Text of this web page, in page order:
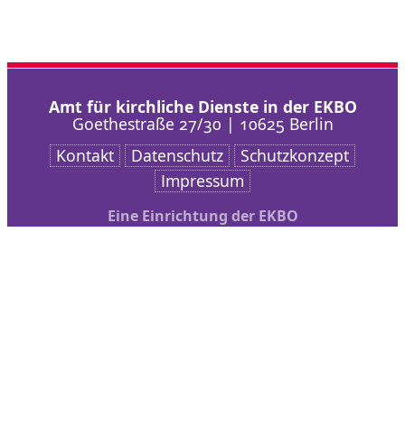
Amt für kirchliche Dienste in der EKBO
Goethestraße 27/30 | 10625 Berlin
Kontakt
Datenschutz
Schutzkonzept
Impressum
Eine Einrichtung der EKBO